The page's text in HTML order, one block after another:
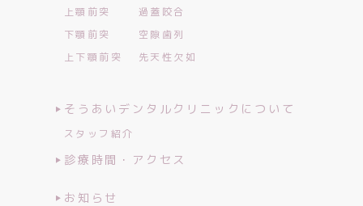
上顎前突
下顎前突
上下顎前突
過蓋咬合
空隙歯列
先天性欠如
そうあいデンタルクリニックについて
スタッフ紹介
診療時間・アクセス
お知らせ